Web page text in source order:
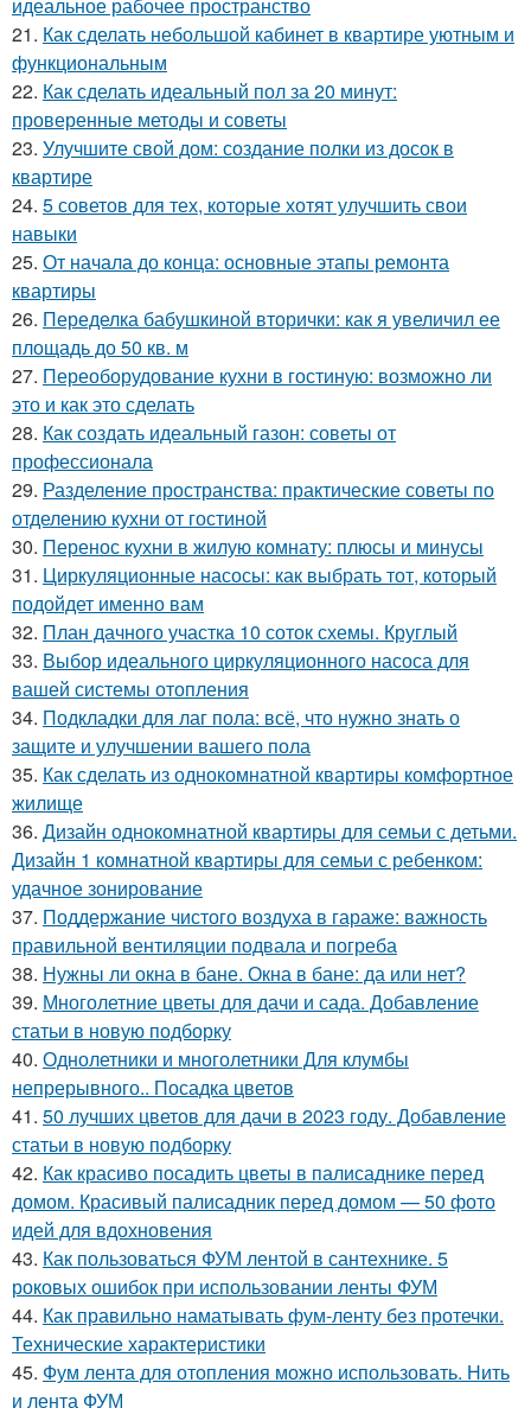
21. Как сделать небольшой кабинет в квартире уютным и
функциональным
22. Как сделать идеальный пол за 20 минут:
проверенные методы и советы
23. Улучшите свой дом: создание полки из досок в
квартире
24. 5 советов для тех, которые хотят улучшить свои
навыки
25. От начала до конца: основные этапы ремонта
квартиры
26. Переделка бабушкиной вторички: как я увеличил ее
площадь до 50 кв. м
27. Переоборудование кухни в гостиную: возможно ли
это и как это сделать
28. Как создать идеальный газон: советы от
профессионала
29. Разделение пространства: практические советы по
отделению кухни от гостиной
30. Перенос кухни в жилую комнату: плюсы и минусы
31. Циркуляционные насосы: как выбрать тот, который
подойдет именно вам
32. План дачного участка 10 соток схемы. Круглый
33. Выбор идеального циркуляционного насоса для
вашей системы отопления
34. Подкладки для лаг пола: всё, что нужно знать о
защите и улучшении вашего пола
35. Как сделать из однокомнатной квартиры комфортное
жилище
36. Дизайн однокомнатной квартиры для семьи с детьми.
Дизайн 1 комнатной квартиры для семьи с ребенком:
удачное зонирование
37. Поддержание чистого воздуха в гараже: важность
правильной вентиляции подвала и погреба
38. Нужны ли окна в бане. Окна в бане: да или нет?
39. Многолетние цветы для дачи и сада. Добавление
статьи в новую подборку
40. Однолетники и многолетники Для клумбы
непрерывного.. Посадка цветов
41. 50 лучших цветов для дачи в 2023 году. Добавление
статьи в новую подборку
42. Как красиво посадить цветы в палисаднике перед
домом. Красивый палисадник перед домом — 50 фото
идей для вдохновения
43. Как пользоваться ФУМ лентой в сантехнике. 5
роковых ошибок при использовании ленты ФУМ
44. Как правильно наматывать фум-ленту без протечки.
Технические характеристики
45. Фум лента для отопления можно использовать. Нить
и лента ФУМ